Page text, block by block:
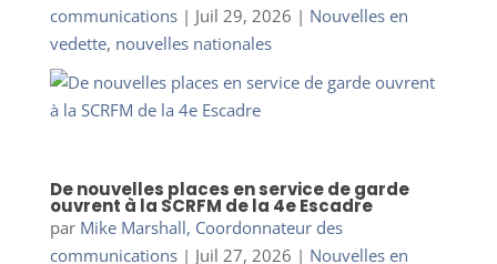
communications| Juil 29, 2026 | Nouvelles en
vedette, nouvelles nationales
De nouvelles places en service de garde
ouvrent à la SCRFM de la 4e Escadre
par Mike Marshall, Coordonnateur des
communications| Juil 27, 2026 | Nouvelles en